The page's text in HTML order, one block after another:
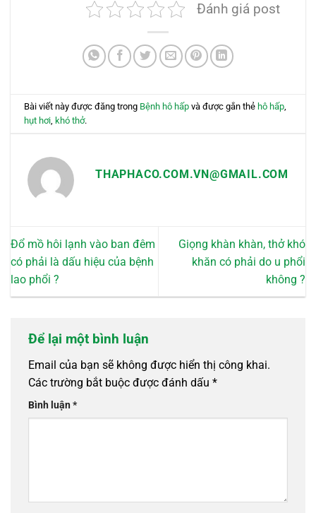
Đánh giá post
Bài viết này được đăng trong Bệnh hô hấp và được gắn thẻ hô hấp
hụt hơi khó thở.
THAPHACO.COM.VN@GMAIL.COM
Đổ mồ hôi lạnh vào ban đêm
có phải là dấu hiệu của bệnh
lao phổi ?
Giọng khàn khàn, thở khó
khăn có phải do u phổi
không ?
Để lại một bình luận
Email của bạn sẽ không được hiển thị công khai.
Các trường bắt buộc được đánh dấu *
Bình luận*